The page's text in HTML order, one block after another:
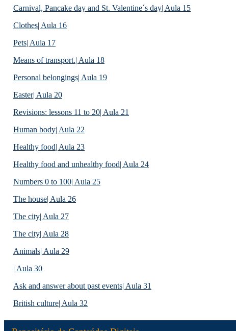
Carnival, Pancake day and St. Valentine´s day| Aula 15
Clothes| Aula 16
Pets| Aula 17
Means of transport.| Aula 18
Personal belongings| Aula 19
Easter| Aula 20
Revisions: lessons 11 to 20| Aula 21
Human body| Aula 22
Healthy food| Aula 23
Healthy food and unhealthy food| Aula 24
Numbers 0 to 100| Aula 25
The house| Aula 26
The city| Aula 27
The city| Aula 28
Animals| Aula 29
| Aula 30
Ask and answer about past events| Aula 31
British culture| Aula 32